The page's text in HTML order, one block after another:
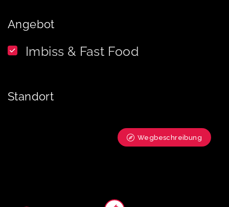
Angebot
Imbiss & Fast Food
Standort
Wegbeschreibung